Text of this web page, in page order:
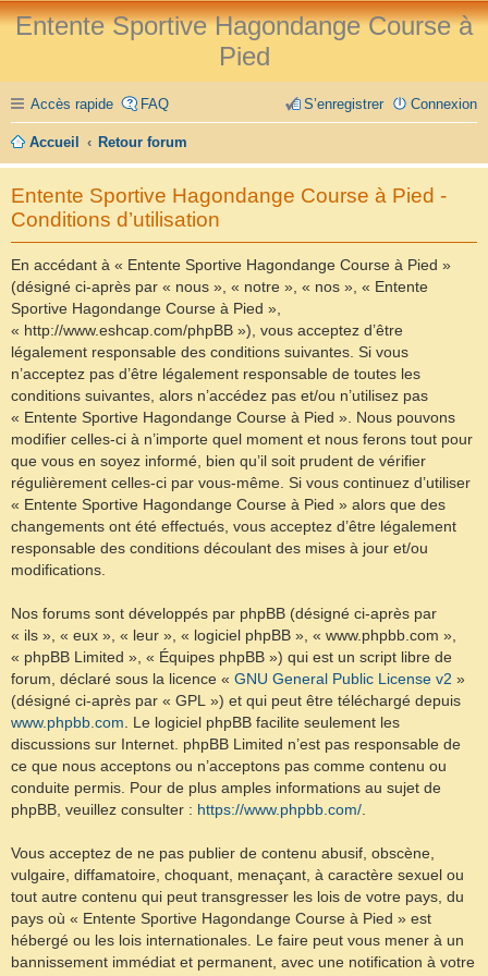
Entente Sportive Hagondange Course à
Pied
Accès rapide FAQ Connexion
S’enregistrer
Accueil Retour forum
Entente Sportive Hagondange Course à Pied -
Conditions d’utilisation
En accédant à « Entente Sportive Hagondange Course à Pied »
(désigné ci-après par « nous », « notre », « nos », « Entente
Sportive Hagondange Course à Pied »,
« http://www.eshcap.com/phpBB »), vous acceptez d’être
légalement responsable des conditions suivantes. Si vous
n’acceptez pas d’être légalement responsable de toutes les
conditions suivantes, alors n’accédez pas et/ou n’utilisez pas
« Entente Sportive Hagondange Course à Pied ». Nous pouvons
modifier celles-ci à n’importe quel moment et nous ferons tout pour
que vous en soyez informé, bien qu’il soit prudent de vérifier
régulièrement celles-ci par vous-même. Si vous continuez d’utiliser
« Entente Sportive Hagondange Course à Pied » alors que des
changements ont été effectués, vous acceptez d’être légalement
responsable des conditions découlant des mises à jour et/ou
modifications.
Nos forums sont développés par phpBB (désigné ci-après par
« ils », « eux », « leur », « logiciel phpBB », « www.phpbb.com »,
« phpBB Limited », « Équipes phpBB ») qui est un script libre de
forum, déclaré sous la licence « GNU General Public License v2 »
(désigné ci-après par « GPL ») et qui peut être téléchargé depuis
www.phpbb.com . Le logiciel phpBB facilite seulement les
discussions sur Internet. phpBB Limited n’est pas responsable de
ce que nous acceptons ou n’acceptons pas comme contenu ou
conduite permis. Pour de plus amples informations au sujet de
phpBB, veuillez consulter : https://www.phpbb.com/
Vous acceptez de ne pas publier de contenu abusif, obscène,
vulgaire, diffamatoire, choquant, menaçant, à caractère sexuel ou
tout autre contenu qui peut transgresser les lois de votre pays, du
pays où « Entente Sportive Hagondange Course à Pied » est
hébergé ou les lois internationales. Le faire peut vous mener à un
bannissement immédiat et permanent, avec une notification à votre